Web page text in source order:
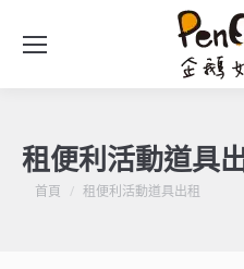
租便利活動道具
您在這裡：
首頁 租便利活動道具出租